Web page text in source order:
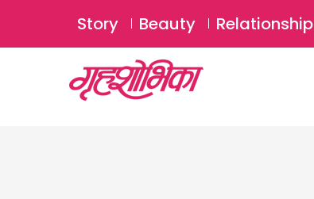
Story Beauty Relationship